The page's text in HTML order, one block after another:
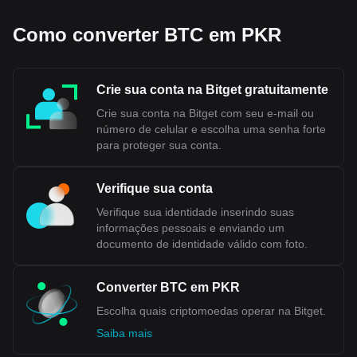
quanto sua criptomoeda vale em PKR.
Como converter BTC em PKR
Crie sua conta na Bitget gratuitamente
Crie sua conta na Bitget com seu e-mail ou
número de celular e escolha uma senha forte
para proteger sua conta.
Verifique sua conta
Verifique sua identidade inserindo suas
informações pessoais e enviando um
documento de identidade válido com foto.
Converter BTC em PKR
Escolha quais criptomoedas operar na Bitget.
Saiba mais